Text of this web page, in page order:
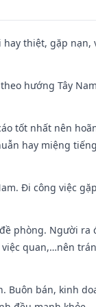
thiệt, gặp
hướng Tây
tốt nhất nên
hay miệng
Đi công việc
phòng. Người
quan,…nên
bán, kinh